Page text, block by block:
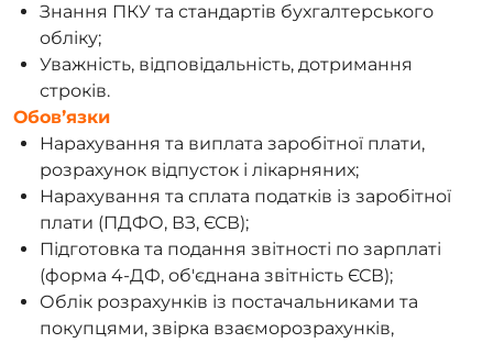
Знання ПКУ та стандартів бухгалтерського
обліку;
Уважність, відповідальність, дотримання
строків.
Обовʼязки
Нарахування та виплата заробітної плати,
розрахунок відпусток і лікарняних;
Нарахування та сплата податків із заробітної
плати (ПДФО, ВЗ, ЄСВ);
Підготовка та подання звітності по зарплаті
(форма 4-ДФ, об'єднана звітність ЄСВ);
Облік розрахунків із постачальниками та
покупцями, звірка взаєморозрахунків,